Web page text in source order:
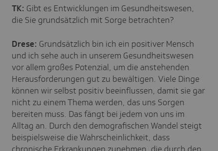
TK: Gibt es Entwicklungen im Gesundheitswesen,
die Sie grundsätzlich mit Sorge betrachten?
Drese: Grundsätzlich bin ich ein positiver Mensch
und ich sehe auch in unserem Gesundheitswesen
vor allem großes Potenzial, um die anstehenden
Herausforderungen gut zu bewältigen. Viele Dinge
können wir selbst positiv beeinflussen, damit sie gar
nicht zu einem Thema werden, das uns Sorgen
bereiten muss. Das fängt bei jedem von uns im
Alltag an. Durch den demografischen Wandel steigt
beispielsweise die Wahrscheinlichkeit, dass